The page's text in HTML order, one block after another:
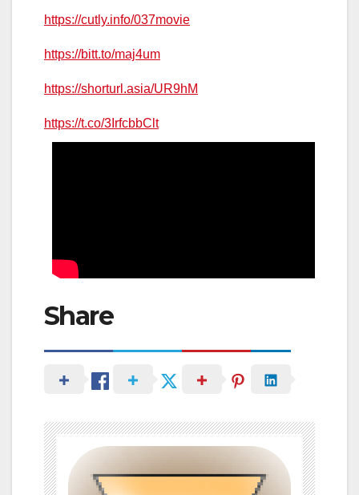
https://cutly.info/037movie
https://bitt.to/maj4um
https://shorturl.asia/UR9hM
https://t.co/3IrfcbbClt
Share